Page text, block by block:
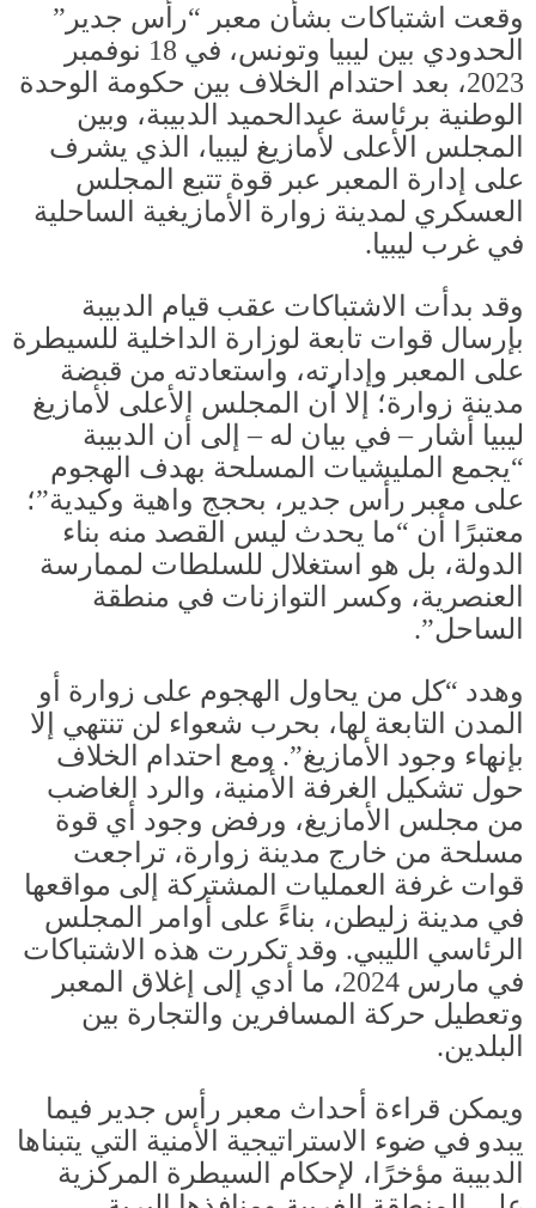
وقعت اشتباكات بشأن معبر “رأس جدير”
الحدودي بين ليبيا وتونس، في 18 نوفمبر
2023، بعد احتدام الخلاف بين حكومة الوحدة
الوطنية برئاسة عبدالحميد الدبيبة، وبين
المجلس الأعلى لأمازيغ ليبيا، الذي يشرف
على إدارة المعبر عبر قوة تتبع المجلس
العسكري لمدينة زوارة الأمازيغية الساحلية
في غرب ليبيا.
وقد بدأت الاشتباكات عقب قيام الدبيبة
بإرسال قوات تابعة لوزارة الداخلية للسيطرة
على المعبر وإدارته، واستعادته من قبضة
مدينة زوارة؛ إلا أن المجلس الأعلى لأمازيغ
ليبيا أشار – في بيان له – إلى أن الدبيبة
“يجمع المليشيات المسلحة بهدف الهجوم
على معبر رأس جدير، بحجج واهية وكيدية”؛
معتبرًا أن “ما يحدث ليس القصد منه بناء
الدولة، بل هو استغلال للسلطات لممارسة
العنصرية، وكسر التوازنات في منطقة
الساحل”.
وهدد “كل من يحاول الهجوم على زوارة أو
المدن التابعة لها، بحرب شعواء لن تنتهي إلا
بإنهاء وجود الأمازيغ”. ومع احتدام الخلاف
حول تشكيل الغرفة الأمنية، والرد الغاضب
من مجلس الأمازيغ، ورفض وجود أي قوة
مسلحة من خارج مدينة زوارة، تراجعت
قوات غرفة العمليات المشتركة إلى مواقعها
في مدينة زليطن، بناءً على أوامر المجلس
الرئاسي الليبي. وقد تكررت هذه الاشتباكات
في مارس 2024، ما أدي إلى إغلاق المعبر
وتعطيل حركة المسافرين والتجارة بين
البلدين.
ويمكن قراءة أحداث معبر رأس جدير فيما
يبدو في ضوء الاستراتيجية الأمنية التي يتبناها
الدبيبة مؤخرًا، لإحكام السيطرة المركزية